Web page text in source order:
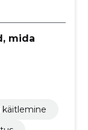
mida
käitlemine